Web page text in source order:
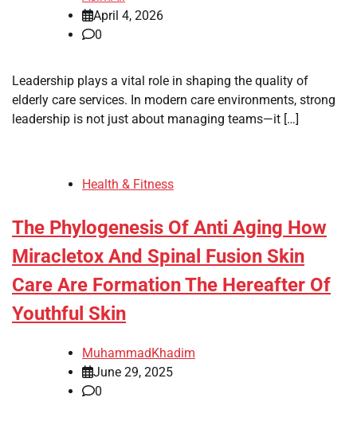
April 4, 2026
0
Leadership plays a vital role in shaping the quality of
elderly care services. In modern care environments, strong
leadership is not just about managing teams—it […]
Health & Fitness
The Phylogenesis Of Anti Aging How
Miracletox And Spinal Fusion Skin
Care Are Formation The Hereafter Of
Youthful Skin
MuhammadKhadim
June 29, 2025
0